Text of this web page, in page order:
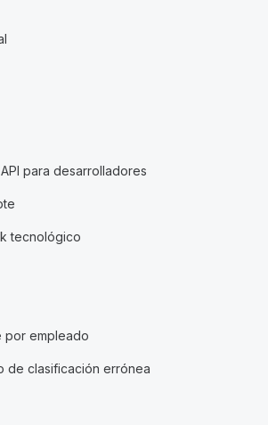
para desarrolladores
tecnológico
por empleado
de clasificación errónea